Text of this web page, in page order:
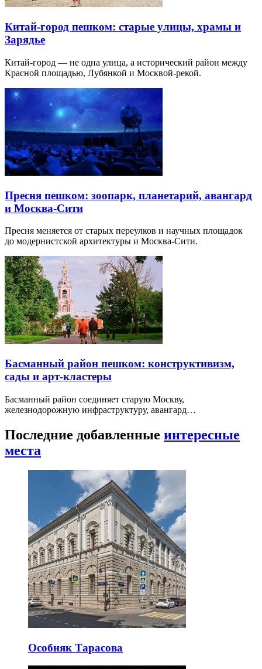
Китай-город пешком: старые улицы, храмы и
Зарядье
Китай-город — не одна улица, а исторический район между
Красной площадью, Лубянкой и Москвой-рекой.
Пресня пешком: зоопарк, планетарий, авангард
и Москва-Сити
Пресня меняется от старых переулков и научных площадок
до модернистской архитектуры и Москва-Сити.
Басманный район пешком: конструктивизм,
сады и арт-кластеры
Басманный район соединяет старую Москву,
железнодорожную инфраструктуру, авангард…
Последние добавленные интересные
места
Особняк Тарасова